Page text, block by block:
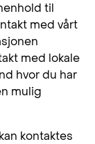
til
med vårt
med lokale
hvor du har
mulig
kontaktes